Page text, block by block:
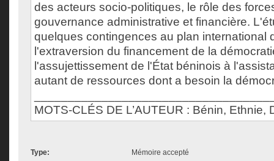
des acteurs socio-politiques, le rôle des
gouvernance administrative et financière.
quelques contingences au plan international
l'extraversion du financement de la
l'assujettissement de l'État béninois à
autant de ressources dont a besoin la
MOTS-CLÉS DE L’AUTEUR : Bénin, Ethnie,
Type:
Mémoire accepté